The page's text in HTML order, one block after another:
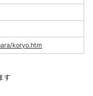
koryo.htm
す